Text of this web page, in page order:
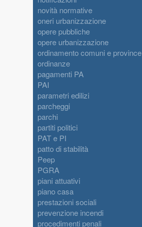
novità normative
oneri urbanizzazione
opere pubbliche
opere urbanizzazione
ordinamento comuni e province
ordinanze
pagamenti PA
PAI
parametri edilizi
parcheggi
parchi
partiti politici
PAT e PI
patto di stabilità
Peep
PGRA
piani attuativi
piano casa
prestazioni sociali
prevenzione incendi
procedimenti penali